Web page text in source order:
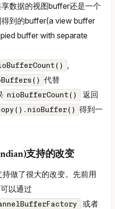
数据的视图buffer还是一个
到的buffer(a view buffer
buffer with separate
代替
nioBufferCount() 返回
得到一
支持的改变
做了很大的改变。先前用
以通过
或者